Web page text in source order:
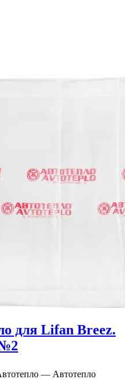
для Lifan Breez.
— Автотепло